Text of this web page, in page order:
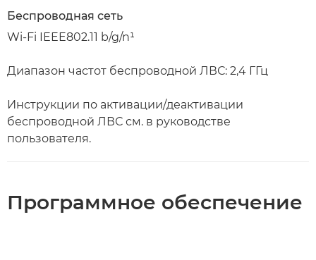
Беспроводная сеть
Wi-Fi IEEE802.11 b/g/n¹
Диапазон частот беспроводной ЛВС: 2,4 ГГц
Инструкции по активации/деактивации
беспроводной ЛВС см. в руководстве
пользователя.
Программное обеспечение